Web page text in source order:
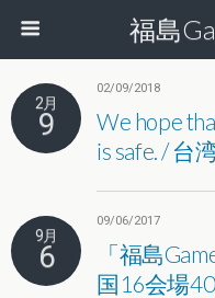
福島
2月
9
02/09/2018
We hope
is safe. / 台
9月
6
09/06/2017
「福島
国16会場